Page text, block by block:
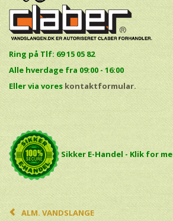
Ring på Tlf: 69 15 05 82
Alle hverdage fra 09:00 - 16:00
Eller via vores kontaktformular.
Sikker E-Handel - Klik for
ALM. VANDSLANGE